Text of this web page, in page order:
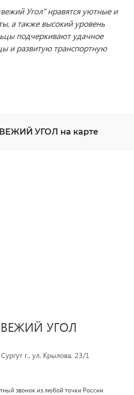
Угол" нравятся уютные и
а также высокий уровень
подчеркивают удачное
и развитую транспортную
УГОЛ на карте
УГОЛ
г., ул. Крылова, 23/1
звонок из любой точки России